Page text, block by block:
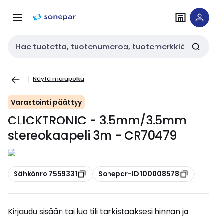
navigointiinsisältöön
Haku
Näytä murupolku
Varastointi päättyy
CLICKTRONIC - 3.5mm/3.5mm
stereokaapeli 3m - CR70479
Kopioi
Sähkönro 7559331 Kopioi
Sonepar-ID 100008578
Kirjaudu sisään tai luo tili tarkistaaksesi hinnan ja